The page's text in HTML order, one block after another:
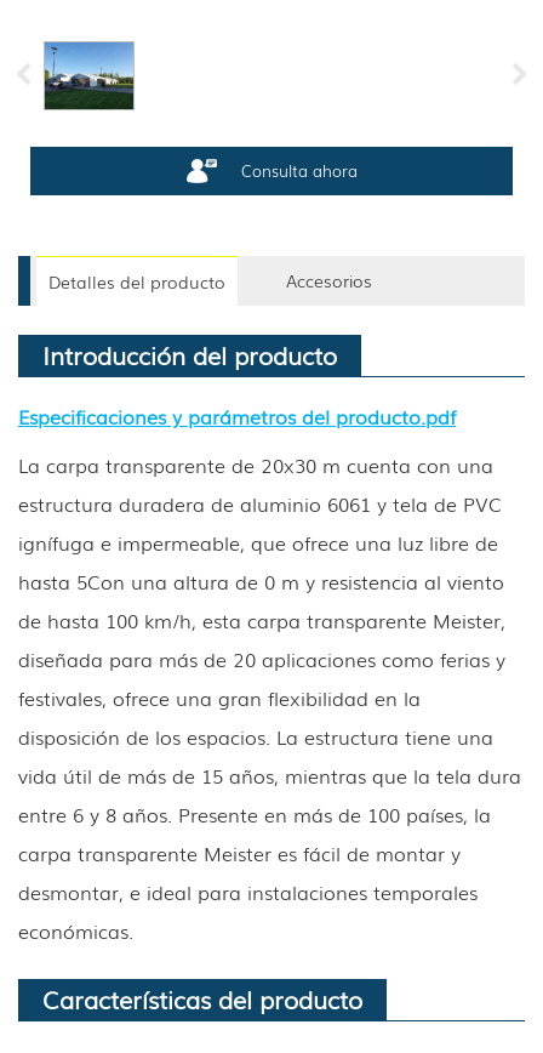
Consulta ahora
Detalles del producto Accesorios
Introducción del producto
Especificaciones y parámetros del producto.pdf
La carpa transparente de 20x30 m cuenta con una
estructura duradera de aluminio 6061 y tela de PVC
ignífuga e impermeable, que ofrece una luz libre de
hasta 5Con una altura de 0 m y resistencia al viento
de hasta 100 km/h, esta carpa transparente Meister,
diseñada para más de 20 aplicaciones como ferias y
festivales, ofrece una gran flexibilidad en la
disposición de los espacios. La estructura tiene una
vida útil de más de 15 años, mientras que la tela dura
entre 6 y 8 años. Presente en más de 100 países, la
carpa transparente Meister es fácil de montar y
desmontar, e ideal para instalaciones temporales
económicas.
Características del producto